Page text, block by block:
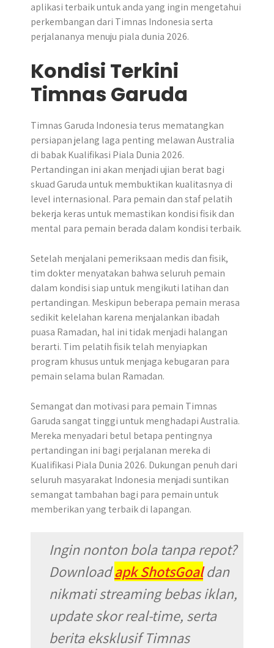
aplikasi terbaik untuk anda yang ingin mengetahui
perkembangan dari Timnas Indonesia serta
perjalananya menuju piala dunia 2026.
Kondisi Terkini
Timnas Garuda
Timnas Garuda Indonesia terus mematangkan
persiapan jelang laga penting melawan Australia
di babak Kualifikasi Piala Dunia 2026.
Pertandingan ini akan menjadi ujian berat bagi
skuad Garuda untuk membuktikan kualitasnya di
level internasional. Para pemain dan staf pelatih
bekerja keras untuk memastikan kondisi fisik dan
mental para pemain berada dalam kondisi terbaik.
Setelah menjalani pemeriksaan medis dan fisik,
tim dokter menyatakan bahwa seluruh pemain
dalam kondisi siap untuk mengikuti latihan dan
pertandingan. Meskipun beberapa pemain merasa
sedikit kelelahan karena menjalankan ibadah
puasa Ramadan, hal ini tidak menjadi halangan
berarti. Tim pelatih fisik telah menyiapkan
program khusus untuk menjaga kebugaran para
pemain selama bulan Ramadan.
Semangat dan motivasi para pemain Timnas
Garuda sangat tinggi untuk menghadapi Australia.
Mereka menyadari betul betapa pentingnya
pertandingan ini bagi perjalanan mereka di
Kualifikasi Piala Dunia 2026. Dukungan penuh dari
seluruh masyarakat Indonesia menjadi suntikan
semangat tambahan bagi para pemain untuk
memberikan yang terbaik di lapangan.
Ingin nonton bola tanpa repot?
Downloadapk ShotsGoaldan
nikmati streaming bebas iklan,
update skor real-time, serta
berita eksklusif Timnas